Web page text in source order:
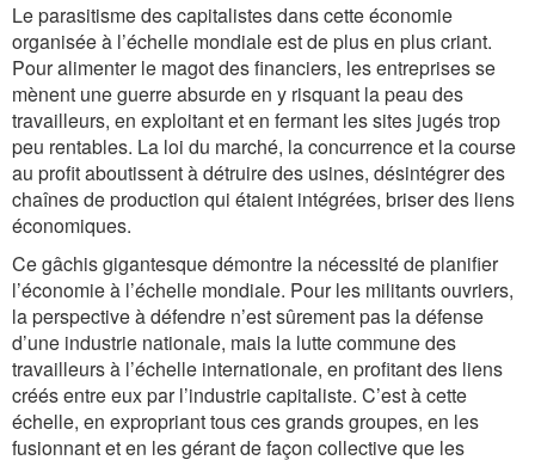
Le parasitisme des capitalistes dans cette économie
organisée à l’échelle mondiale est de plus en plus criant.
Pour alimenter le magot des financiers, les entreprises se
mènent une guerre absurde en y risquant la peau des
travailleurs, en exploitant et en fermant les sites jugés trop
peu rentables. La loi du marché, la concurrence et la course
au profit aboutissent à détruire des usines, désintégrer des
chaînes de production qui étaient intégrées, briser des liens
économiques.
Ce gâchis gigantesque démontre la nécessité de planifier
l’économie à l’échelle mondiale. Pour les militants ouvriers,
la perspective à défendre n’est sûrement pas la défense
d’une industrie nationale, mais la lutte commune des
travailleurs à l’échelle internationale, en profitant des liens
créés entre eux par l’industrie capitaliste. C’est à cette
échelle, en expropriant tous ces grands groupes, en les
fusionnant et en les gérant de façon collective que les